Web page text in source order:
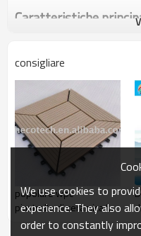
Caratteristiche
1. con profumo di legno,
2. durevole, anti - impatto,
3. ad alta capacità di uv -
4. alta resistente a umidità e
5. facile da installare e
6. richiesta nessuna pittura,
7. 100% riciclato, ambiente
8. a piedi nudi amichevole,
9. resistente alle intemperie,
consigliare
popolare wpc
piastrelle di ceramica fai
da te
We use cookies to
experience. They also
order to constantly